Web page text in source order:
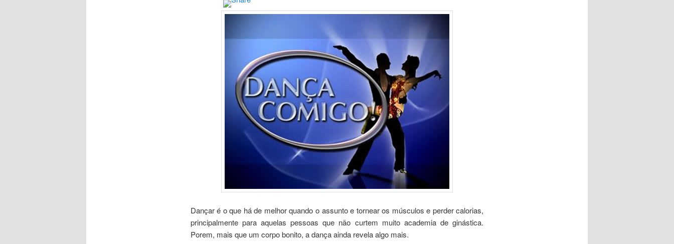
Dançar é o que há de melhor quando o assunto e tornear os músculos e perder calorias,
principalmente para aquelas pessoas que não curtem muito academia de ginástica.
Porem, mais que um corpo bonito, a dança ainda revela algo mais.